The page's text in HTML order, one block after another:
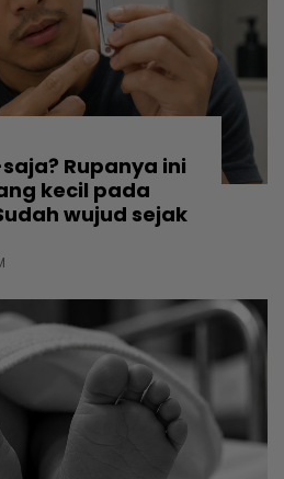
Rupanya ini
kecil pada
wujud sejak